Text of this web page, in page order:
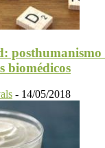
posthumanismo
biomédicos
- 14/05/2018